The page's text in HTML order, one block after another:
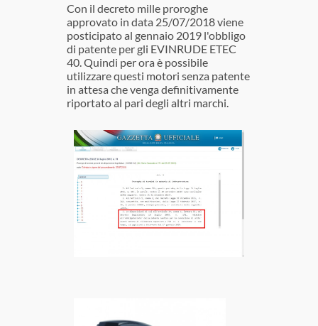
Con il decreto mille proroghe
approvato in data 25/07/2018 viene
posticipato al gennaio 2019 l'obbligo
di patente per gli EVINRUDE ETEC
40. Quindi per ora è possibile
utilizzare questi motori senza patente
in attesa che venga definitivamente
riportato al pari degli altri marchi.